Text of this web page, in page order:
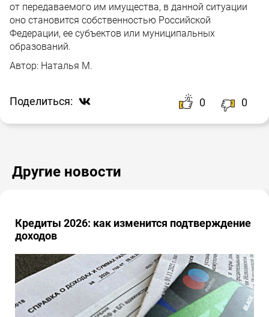
от передаваемого им имущества, в данной ситуации
оно становится собственностью Российской
Федерации, ее субъектов или муниципальных
образований.
Автор: Наталья М.
Поделиться: 0 0
Другие новости
Кредиты 2026: как изменится подтверждение
доходов